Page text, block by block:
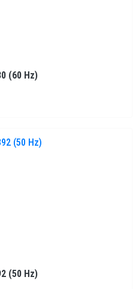
(60 Hz)
(50 Hz)